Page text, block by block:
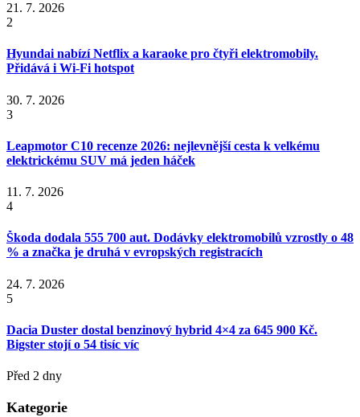
21. 7. 2026
2
Hyundai nabízí Netflix a karaoke pro čtyři elektromobily.
Přidává i Wi-Fi hotspot
30. 7. 2026
3
Leapmotor C10 recenze 2026: nejlevnější cesta k velkému
elektrickému SUV má jeden háček
11. 7. 2026
4
Škoda dodala 555 700 aut. Dodávky elektromobilů vzrostly o 48
% a značka je druhá v evropských registracích
24. 7. 2026
5
Dacia Duster dostal benzinový hybrid 4×4 za 645 900 Kč.
Bigster stojí o 54 tisíc víc
Před 2 dny
Kategorie